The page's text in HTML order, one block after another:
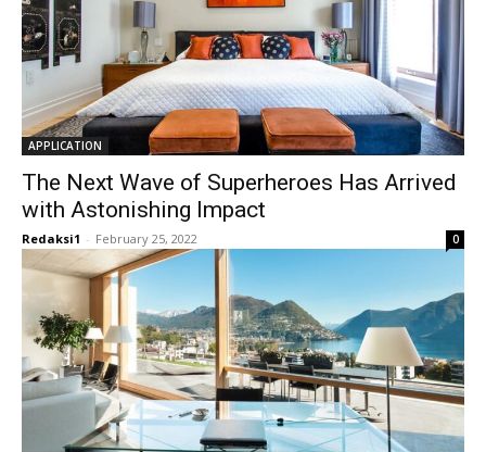
APPLICATION
The Next Wave of Superheroes Has Arrived
with Astonishing Impact
Redaksi1 - February 25, 2022 0